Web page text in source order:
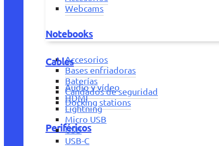
Webcams
Notebooks
Accesorios
Bases enfriadoras
Baterías
Candados de seguridad
Docking stations
Periféricos
Cables
Audio y vídeo
HDMI
Lightning
Micro USB
USB
USB-C